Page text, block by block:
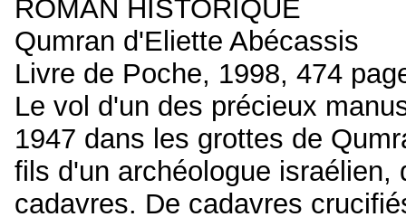
ROMAN HISTORIQUE
Qumran d'Eliette Abécassis
Livre de Poche, 1998, 474
Le vol d'un des précieux
1947 dans les grottes de
fils d'un archéologue israélien,
cadavres. De cadavres